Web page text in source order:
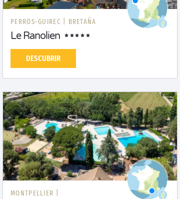
PERROS-GUIREC | BRETAÑA
Le Ranolien
DESCUBRIR
MONTPELLIER |